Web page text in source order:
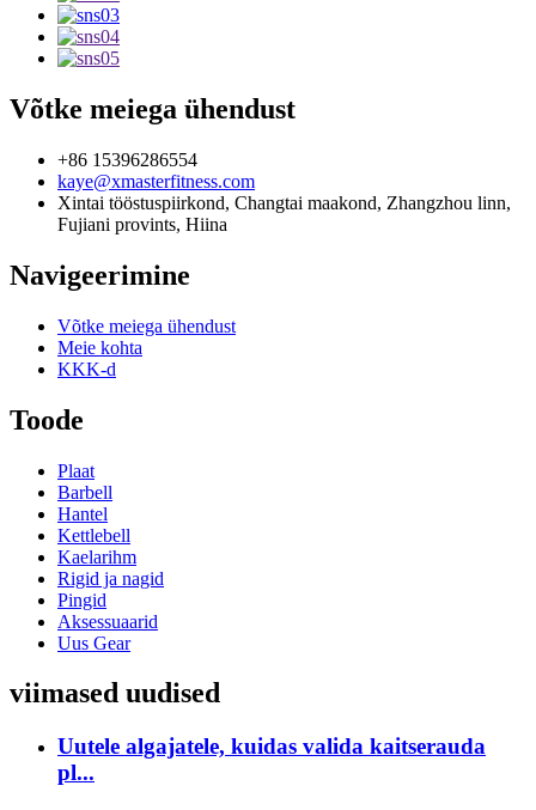
Võtke meiega ühendust
+86 15396286554
kaye@xmasterfitness.com
Xintai tööstuspiirkond, Changtai maakond, Zhangzhou linn,
Fujiani provints, Hiina
Navigeerimine
Võtke meiega ühendust
Meie kohta
KKK-d
Toode
Plaat
Barbell
Hantel
Kettlebell
Kaelarihm
Rigid ja nagid
Pingid
Aksessuaarid
Uus Gear
viimased uudised
Uutele algajatele, kuidas valida kaitserauda
pl...